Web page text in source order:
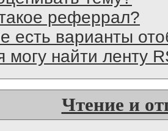
реферрал?
есть варианты
могу найти ленту
Чтение и